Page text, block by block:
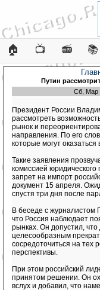
🏠 📺 📻 📚
Путин
Сб, Мар
Президент России
рассмотреть
рынок и
направления. По его
которые могут
Такие заявления
комиссией
запрет на импорт
документ 15 апреля.
спустя три дня после
В беседе с
что Россия наблюдает
рынках. Он допустил,
целесообразным
сосредоточиться на тех
перспективы.
При этом российский
принятом решении. Он
вслух и добавил, что